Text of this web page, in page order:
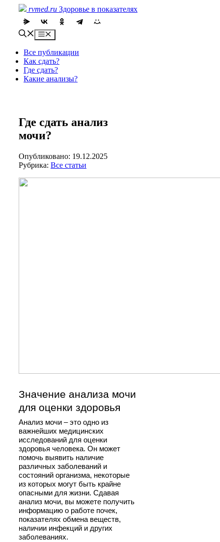
content
rvmed.ru Здоровье в показателях
Menu
Все публикации
Как сдать?
Где сдать?
Какие анализы?
Где сдать анализ
мочи?
Опубликовано: 19.12.2025
Рубрика: Все статьи
Значение анализа мочи
для оценки здоровья
Анализ мочи – это одно из
важнейших медицинских
исследований для оценки
здоровья человека. Он может
помочь выявить наличие
различных заболеваний и
состояний организма, некоторые
из которых могут быть крайне
опасными для жизни. Сдавая
анализ мочи, вы можете получить
информацию о работе почек,
показателях обмена веществ,
наличии инфекций и других
заболеваниях.